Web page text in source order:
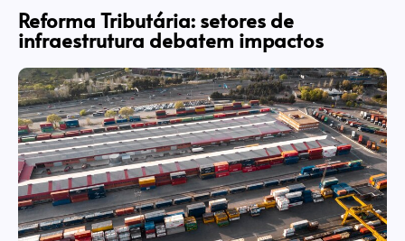
Reforma Tributária: setores de
infraestrutura debatem impactos